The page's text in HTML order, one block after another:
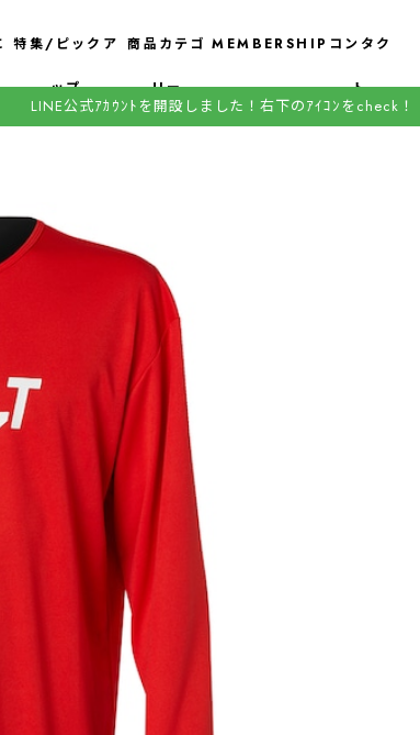
特集/ピックア
ップ
商品カテゴ
リー
MEMBERSHIP コンタク
ト
LINE公式ｱｶｳﾝﾄを開設しました！右下のｱｲｺﾝをcheck！